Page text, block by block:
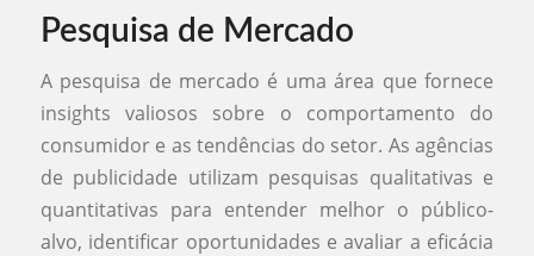
Pesquisa de Mercado
A pesquisa de mercado é uma área que fornece
insights valiosos sobre o comportamento do
consumidor e as tendências do setor. As agências
de publicidade utilizam pesquisas qualitativas e
quantitativas para entender melhor o público-
alvo, identificar oportunidades e avaliar a eficácia